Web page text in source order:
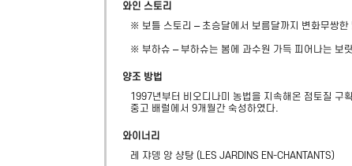
와인 스토리
※ 보틀 스토리 – 초승달에서 보름달까지 변화무쌍
※ 부하슈 – 부하슈는 봄에 과수원 가득 피어나는 보
양조 방법
1997년부터 비오디나미 농법을 지속해온 점토질 구
중고 배럴에서 9개월간 숙성하였다.
와이너리
레 쟈뎅 앙 샹탕 ( LES JARDINS EN-CHANTANTS)